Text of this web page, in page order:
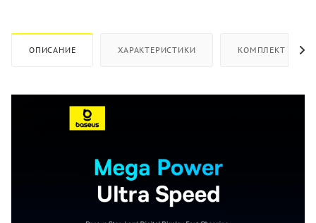
ОПИСАНИЕ ХАРАКТЕРИСТИКИ КОМПЛЕКТ